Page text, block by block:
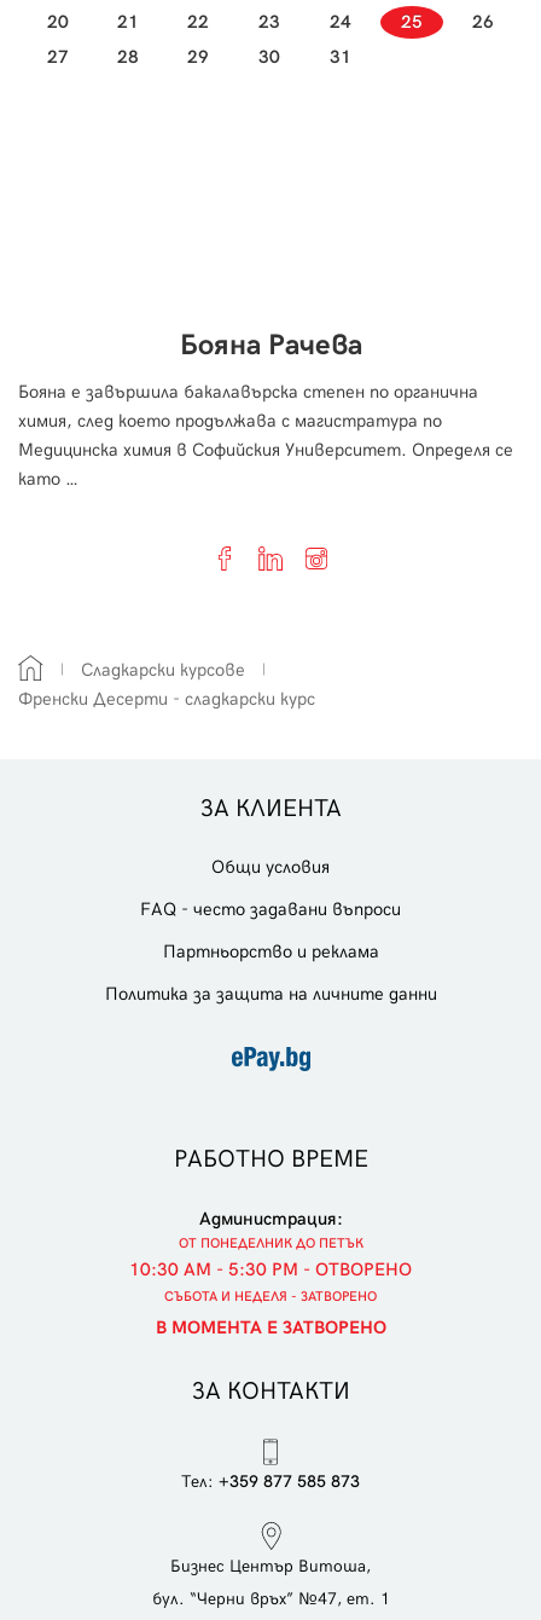
20
21 22 23 24 25
26
27
28 29 30 31
Бояна Рачева
Бояна е завършила бакалавърска степен по органична
химия, след което продължава с магистратура по
Медицинска химия в Софийския Университет. Определя се
като …
Сладкарски курсове
Френски Десерти - сладкарски курс
ЗА КЛИЕНТА
Общи условия
FAQ - често задавани въпроси
Партньорство и реклама
Политика за защита на личните данни
РАБОТНО ВРЕМЕ
Администрация:
ОТ ПОНЕДЕЛНИК ДО ПЕТЪК
10:30 AM - 5:30 PM - ОТВОРЕНО
СЪБОТА И НЕДЕЛЯ - ЗАТВОРЕНО
В МОМЕНТА Е ЗАТВОРЕНО
ЗА КОНТАКТИ
Тел: +359 877 585 873
Бизнес Център Витоша,
бул. “Черни връх” №47, ет. 1